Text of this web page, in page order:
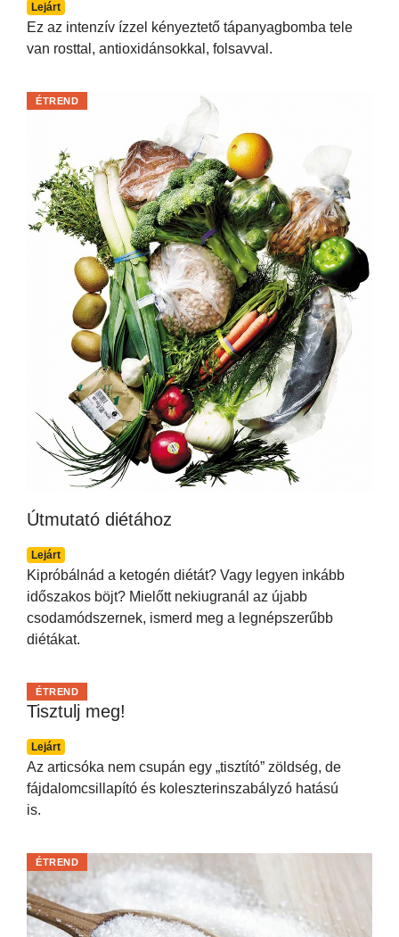
Lejárt
Ez az intenzív ízzel kényeztető tápanyagbomba tele
van rosttal, antioxidánsokkal, folsavval.
Útmutató diétához
Lejárt
ÉTREND
Kipróbálnád a ketogén diétát? Vagy legyen inkább
időszakos böjt? Mielőtt nekiugranál az újabb
csodamódszernek, ismerd meg a legnépszerűbb
diétákat.
Tisztulj meg!
Lejárt
ÉTREND
Az articsóka nem csupán egy „tisztító” zöldség, de
fájdalomcsillapító és koleszterinszabályzó hatású
is.
ÉTREND